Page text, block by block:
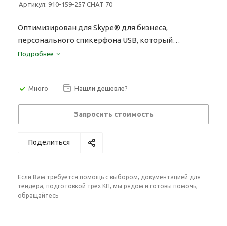
Артикул: 910-159-257 CHAT 70
Оптимизирован для Skype® для бизнеса,
персонального спикерфона USB, который
расширяет возможности любой веб-конференции,
Подробнее
Много Нашли дешевле?
Запросить стоимость
Поделиться
Если Вам требуется помощь с выбором, документацией для
тендера, подготовкой трех КП, мы рядом и готовы помочь,
обращайтесь